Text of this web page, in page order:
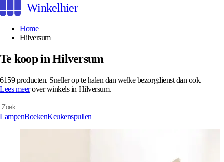
Winkelhier
Home
Hilversum
Te koop in Hilversum
6159 producten. Sneller op te halen dan welke bezorgdienst dan ook.
Lees meerover winkels in Hilversum.
LampenBoekenKeukenspullen